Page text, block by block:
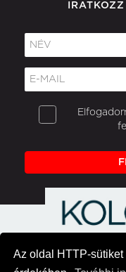
Az oldal HTTP-